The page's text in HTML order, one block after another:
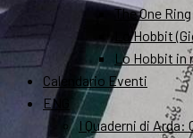
The One Ring
Lo Hobbit
Lo Hobbit in
Calendario Eventi
ENG
I Quaderni di Arda: